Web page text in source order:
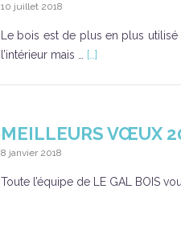
10 juillet 2018
Le bois est de plus en plus
l’intérieur mais …
[…]
MEILLEURS VŒUX
8 janvier 2018
Toute l’équipe de LE GAL BOIS